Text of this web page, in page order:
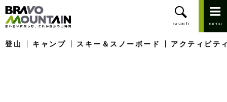
登山 キャンプ スキー＆スノーボード アクティビテ